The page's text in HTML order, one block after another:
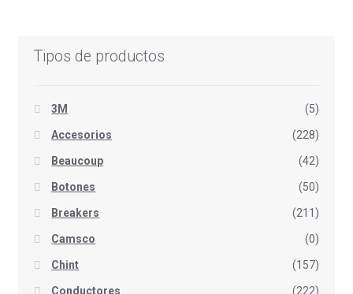
Tipos de productos
3M (5)
Accesorios (228)
Beaucoup (42)
Botones (50)
Breakers (211)
Camsco (0)
Chint (157)
Conductores (222)